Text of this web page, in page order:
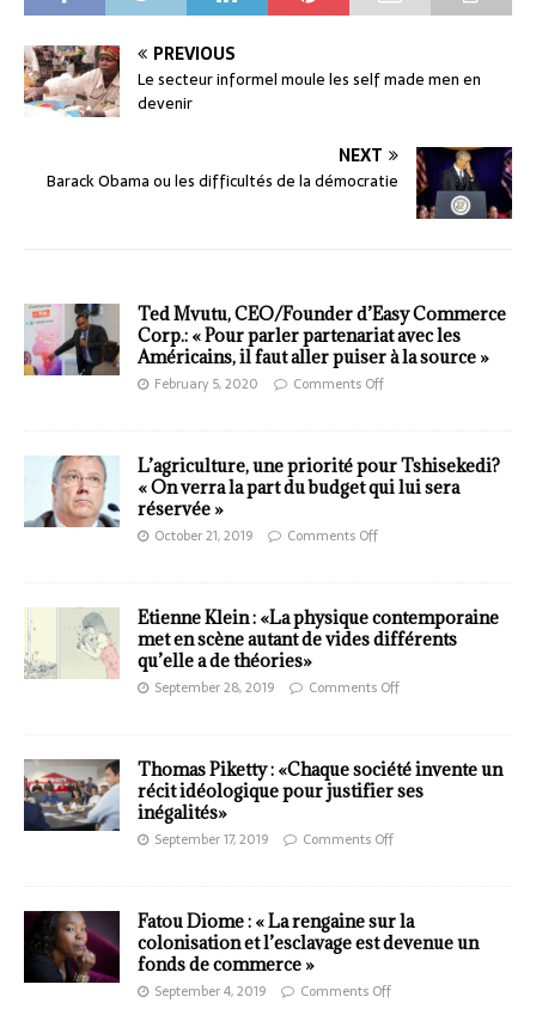
PREVIOUS
Le secteur informel moule les self made men en
devenir
NEXT
Barack Obama ou les difficultés de la démocratie
Ted Mvutu, CEO/Founder d’Easy Commerce
Corp.: « Pour parler partenariat avec les
Américains, il faut aller puiser à la source »
February 5, 2020 Comments Off
L’agriculture, une priorité pour Tshisekedi?
« On verra la part du budget qui lui sera
réservée »
October 21, 2019 Comments Off
Etienne Klein : «La physique contemporaine
met en scène autant de vides différents
qu’elle a de théories»
September 28, 2019 Comments Off
Thomas Piketty : «Chaque société invente un
récit idéologique pour justifier ses
inégalités»
September 17, 2019 Comments Off
Fatou Diome : « La rengaine sur la
colonisation et l’esclavage est devenue un
fonds de commerce »
September 4, 2019 Comments Off